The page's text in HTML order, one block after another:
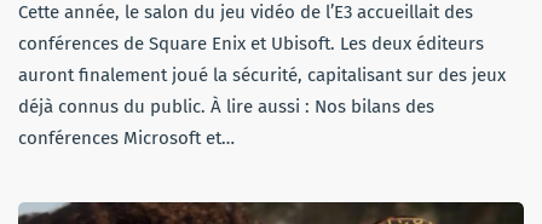
Cette année, le salon du jeu vidéo de l’E3 accueillait des
conférences de Square Enix et Ubisoft. Les deux éditeurs
auront finalement joué la sécurité, capitalisant sur des jeux
déjà connus du public. À lire aussi : Nos bilans des
conférences Microsoft et…